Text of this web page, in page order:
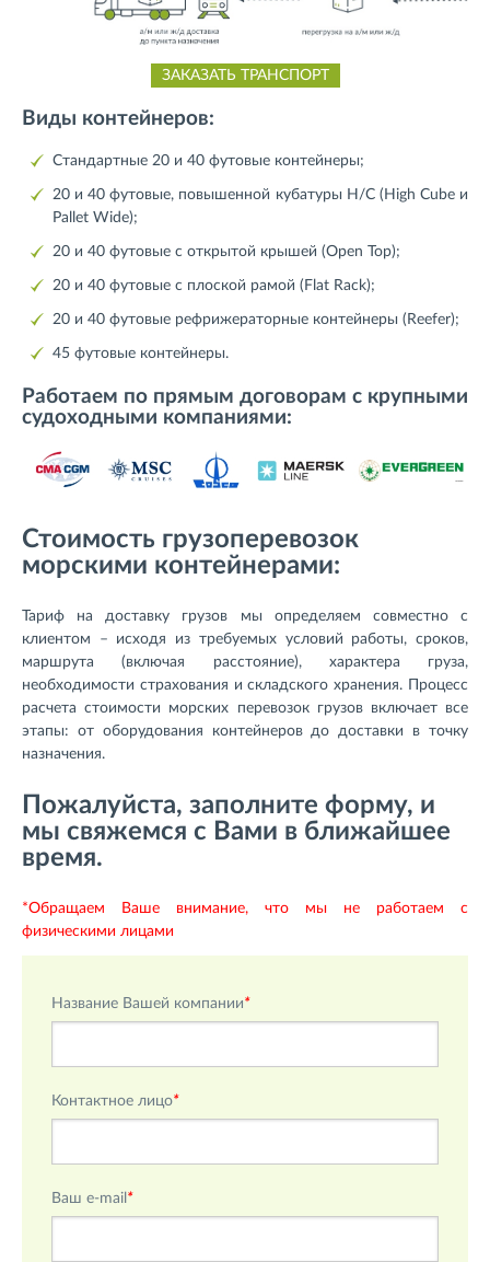
ЗАКАЗАТЬ ТРАНСПОРТ
Виды контейнеров:
Стандартные 20 и 40 футовые контейнеры;
20 и 40 футовые, повышенной кубатуры H/C (High Cube и
Pallet Wide);
20 и 40 футовые с открытой крышей (Open Top);
20 и 40 футовые с плоской рамой (Flat Rack);
20 и 40 футовые рефрижераторные контейнеры (Reefer);
45 футовые контейнеры.
Работаем по прямым договорам с крупными
судоходными компаниями:
Стоимость грузоперевозок
морскими контейнерами:
Тариф на доставку грузов мы определяем совместно с
клиентом – исходя из требуемых условий работы, сроков,
маршрута (включая расстояние), характера груза,
необходимости страхования и складского хранения. Процесс
расчета стоимости морских перевозок грузов включает все
этапы: от оборудования контейнеров до доставки в точку
назначения.
Пожалуйста, заполните форму, и
мы свяжемся с Вами в ближайшее
время.
*Обращаем Ваше внимание, что мы не работаем с
физическими лицами
Название Вашей компании*
Контактное лицо*
Ваш e-mail *